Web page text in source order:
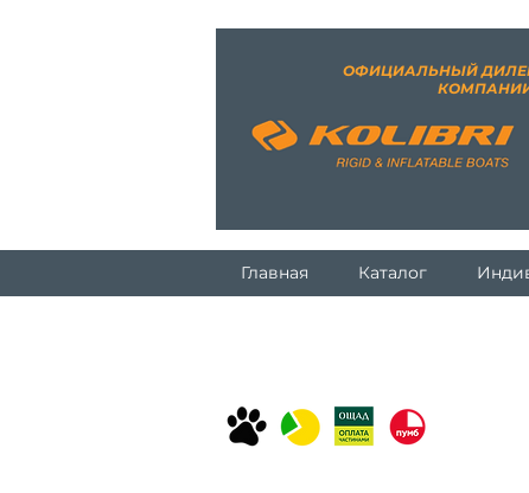
ОФИЦИАЛЬНЫЙ
Главная Каталог